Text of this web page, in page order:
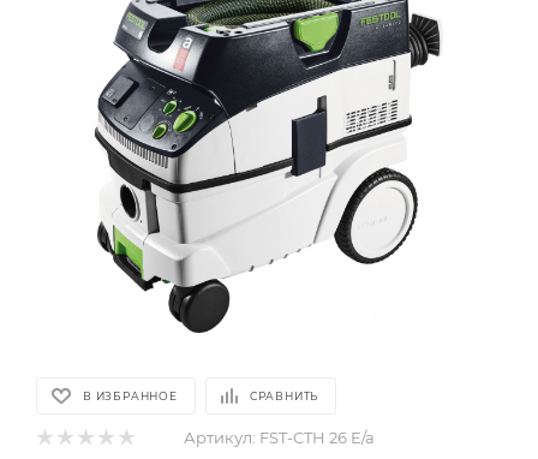
В ИЗБРАННОЕ СРАВНИТЬ
Артикул: FST-CTH 26 E/a